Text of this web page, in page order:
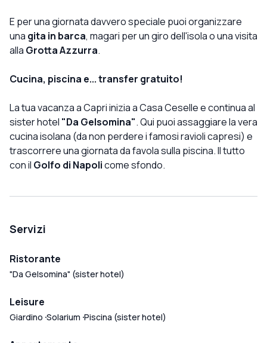
E per una giornata davvero speciale puoi organizzare
una gita in barca, magari per un giro dell'isola o una visita
alla Grotta Azzurra.
Cucina, piscina e... transfer gratuito!
La tua vacanza a Capri inizia a Casa Ceselle e continua al
sister hotel "Da Gelsomina". Qui puoi assaggiare la vera
cucina isolana (da non perdere i famosi ravioli capresi) e
trascorrere una giornata da favola sulla piscina. Il tutto
con il Golfo di Napolicome sfondo.
Servizi
Ristorante
"Da Gelsomina" (sister hotel)
Leisure
Giardino Solarium Piscina (sister hotel)